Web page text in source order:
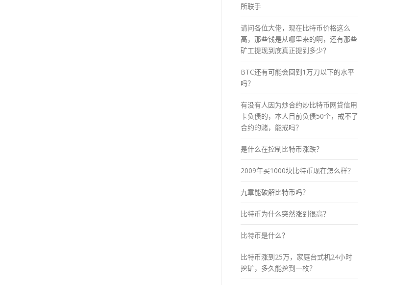
所联手
请问各位大佬，现在比特币价格这么
高，那些钱是从哪里来的啊，还有那些
矿工提现到底真正提到多少？
BTC还有可能会回到1万刀以下的水平
吗？
有没有人因为炒合约炒比特币网贷信用
卡负债的，本人目前负债50个，戒不了
合约的赌，能戒吗？
是什么在控制比特币涨跌？
2009年买1000块比特币现在怎么样？
九章能破解比特币吗？
比特币为什么突然涨到很高？
比特币是什么？
比特币涨到25万，家庭台式机24小时
挖矿，多久能挖到一枚？